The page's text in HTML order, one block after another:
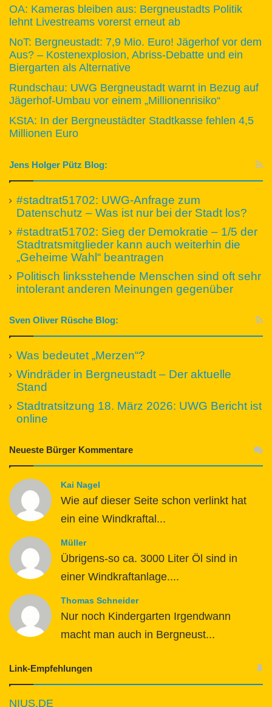
OA: Kameras bleiben aus: Bergneustadts Politik
lehnt Livestreams vorerst erneut ab
NoT: Bergneustadt: 7,9 Mio. Euro! Jägerhof vor dem
Aus? – Kostenexplosion, Abriss-Debatte und ein
Biergarten als Alternative
Rundschau: UWG Bergneustadt warnt in Bezug auf
Jägerhof-Umbau vor einem „Millionenrisiko“
KStA: In der Bergneustädter Stadtkasse fehlen 4,5
Millionen Euro
Jens Holger Pütz Blog:
#stadtrat51702: UWG-Anfrage zum
Datenschutz – Was ist nur bei der Stadt los?
#stadtrat51702: Sieg der Demokratie – 1/5 der
Stadtratsmitglieder kann auch weiterhin die
„Geheime Wahl“ beantragen
Politisch linksstehende Menschen sind oft sehr
intolerant anderen Meinungen gegenüber
Sven Oliver Rüsche Blog:
Was bedeutet „Merzen“?
Windräder in Bergneustadt – Der aktuelle
Stand
Stadtratsitzung 18. März 2026: UWG Bericht ist
online
Neueste Bürger Kommentare
Kai Nagel
Wie auf dieser Seite schon verlinkt hat
ein eine Windkraftal...
Müller
Übrigens-so ca. 3000 Liter Öl sind in
einer Windkraftanlage....
Thomas Schneider
Nur noch Kindergarten Irgendwann
macht man auch in Bergneust...
Link-Empfehlungen
NIUS.DE